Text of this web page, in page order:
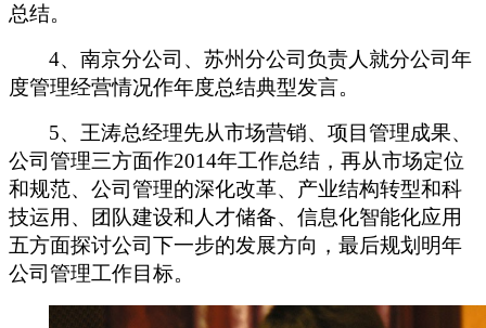
总结。
4、南京分公司、苏州分公司负责人就分公司年
度管理经营情况作年度总结典型发言。
5、王涛总经理先从市场营销、项目管理成果、
公司管理三方面作2014年工作总结，再从市场定位
和规范、公司管理的深化改革、产业结构转型和科
技运用、团队建设和人才储备、信息化智能化应用
五方面探讨公司下一步的发展方向，最后规划明年
公司管理工作目标。